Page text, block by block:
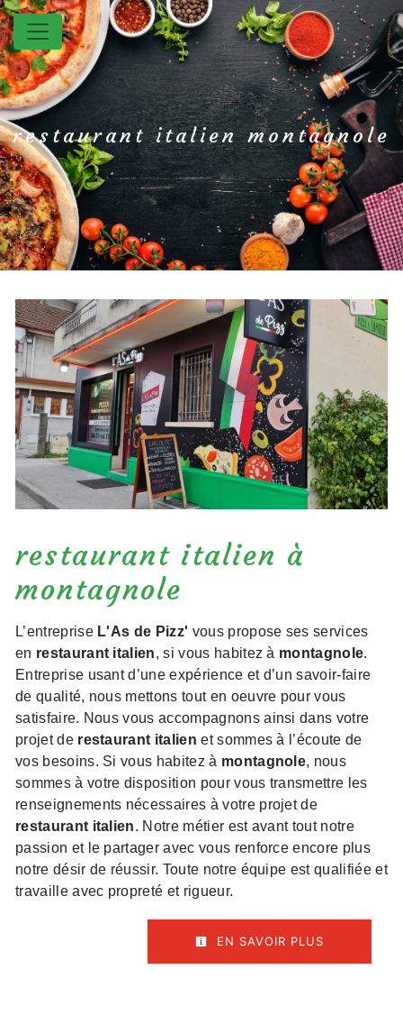
Panneau de gestion des cookies
restaurant italien montagnole
restaurant italien à
montagnole
L’entreprise L'As de Pizz' vous propose ses services
en restaurant italien, si vous habitez à montagnole.
Entreprise usant d’une expérience et d’un savoir-faire
de qualité, nous mettons tout en oeuvre pour vous
satisfaire. Nous vous accompagnons ainsi dans votre
projet de restaurant italien et sommes à l’écoute de
vos besoins. Si vous habitez à montagnole, nous
sommes à votre disposition pour vous transmettre les
renseignements nécessaires à votre projet de
restaurant italien. Notre métier est avant tout notre
passion et le partager avec vous renforce encore plus
notre désir de réussir. Toute notre équipe est qualifiée et
travaille avec propreté et rigueur.
EN SAVOIR PLUS